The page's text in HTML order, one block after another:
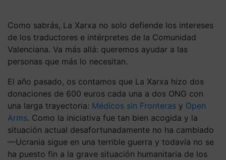
Como sabrás, La Xarxa no solo defiende los intereses
de los traductores e intérpretes de la Comunidad
Valenciana. Va más allá: queremos ayudar a las
personas que más lo necesitan.
El año pasado, os contamos que La Xarxa hizo dos
donaciones de 600 euros cada una a dos ONG con
una larga trayectoria: Médicos sin Fronteras y Open
Arms. Como la iniciativa fue tan bien acogida y la
situación actual desafortunadamente no ha cambiado
—Ucrania sigue en una terrible guerra y todavía no se
ha puesto fin a la grave situación humanitaria de los